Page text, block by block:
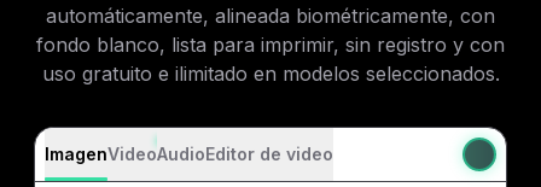
automáticamente, alineada biométricamente, con
fondo blanco, lista para imprimir, sin registro y con
uso gratuito e ilimitado en modelos seleccionados.
ImagenVideoAudioEditor de video